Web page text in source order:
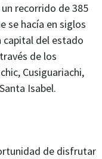
recorrido de 385
se hacía en siglos
capital del estado
de los
Cusiguariachi,
Isabel.
de disfrutar